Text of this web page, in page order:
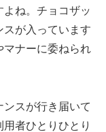
ね。チョコザッ
スが入っています
マナーに委ねられ
スが行き届いて
者ひとりひとり